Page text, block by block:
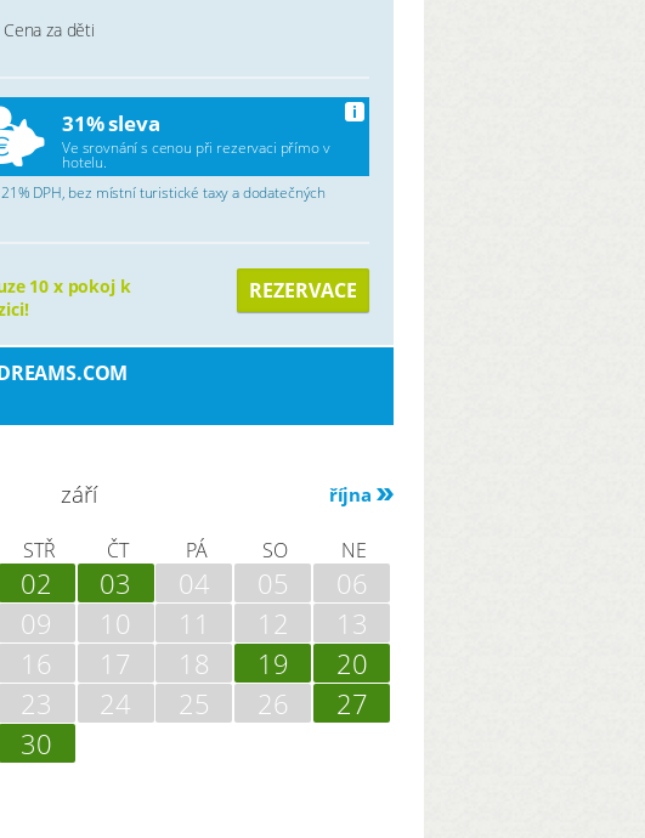
Cena za děti
31% sleva
Ve srovnání s cenou při rezervaci přímo v
hotelu.
i
DPH, bez místní turistické taxy a dodatečných
10 x pokoj k
REZERVACE
října
září
STŘ ČT PÁ SO NE
02 03 04 05
06
09 10 11 12
13
16 17 18 19
20
23 24 25 26
27
30